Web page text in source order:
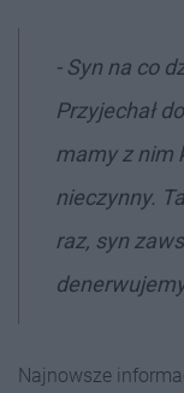
- Syn na co
Przyjechał
mamy z nim
nieczynny.
raz, syn
Najnowsze